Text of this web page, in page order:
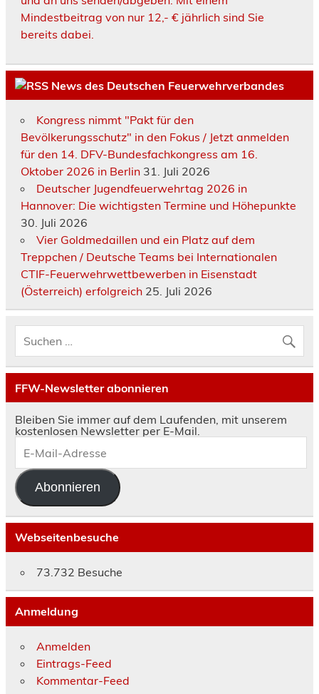
Mindestbeitrag von nur 12,- € jährlich sind Sie
bereits dabei.
News des Deutschen Feuerwehrverbandes
Kongress nimmt "Pakt für den
Bevölkerungsschutz" in den Fokus / Jetzt anmelden
für den 14. DFV-Bundesfachkongress am 16.
Oktober 2026 in Berlin 31. Juli 2026
Deutscher Jugendfeuerwehrtag 2026 in
Hannover: Die wichtigsten Termine und Höhepunkte
30. Juli 2026
Vier Goldmedaillen und ein Platz auf dem
Treppchen / Deutsche Teams bei Internationalen
CTIF-Feuerwehrwettbewerben in Eisenstadt
(Österreich) erfolgreich 25. Juli 2026
FFW-Newsletter abonnieren
Bleiben Sie immer auf dem Laufenden, mit unserem
kostenlosen Newsletter per E-Mail.
E-
Mail-
Adresse
Abonnieren
Webseitenbesuche
73.732 Besuche
Anmeldung
Anmelden
Eintrags-Feed
Kommentar-Feed